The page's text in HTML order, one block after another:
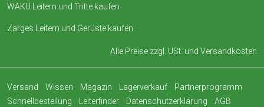
WAKÜ Leitern und Tritte kaufen
Zarges Leitern und Gerüste kaufen
Alle Preise zzgl. USt. und Versandkosten
Versand Wissen Magazin Lagerverkauf
Partnerprogramm
Schnellbestellung
Leiterfinder Datenschutzerklärung
AGB